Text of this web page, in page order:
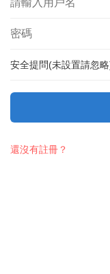
安全提問(未設置請忽
還沒有註冊？